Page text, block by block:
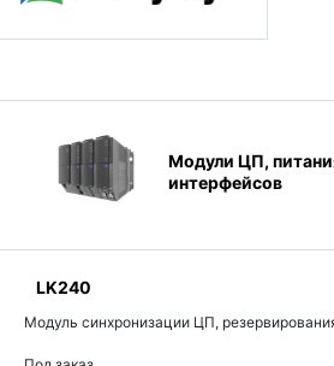
Модули ЦП,
интерфейсов
LK240
Модуль синхронизации ЦП,